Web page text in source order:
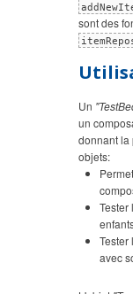
sont des
Un
un
donnant la
objets:
Tester
Tester
avec